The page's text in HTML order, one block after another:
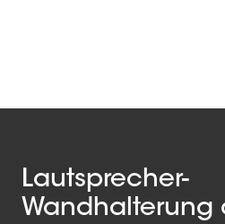
Lautsprecher-
Wandhalterung